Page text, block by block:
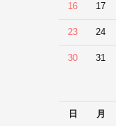
16 17
23 24
30 31
日
月